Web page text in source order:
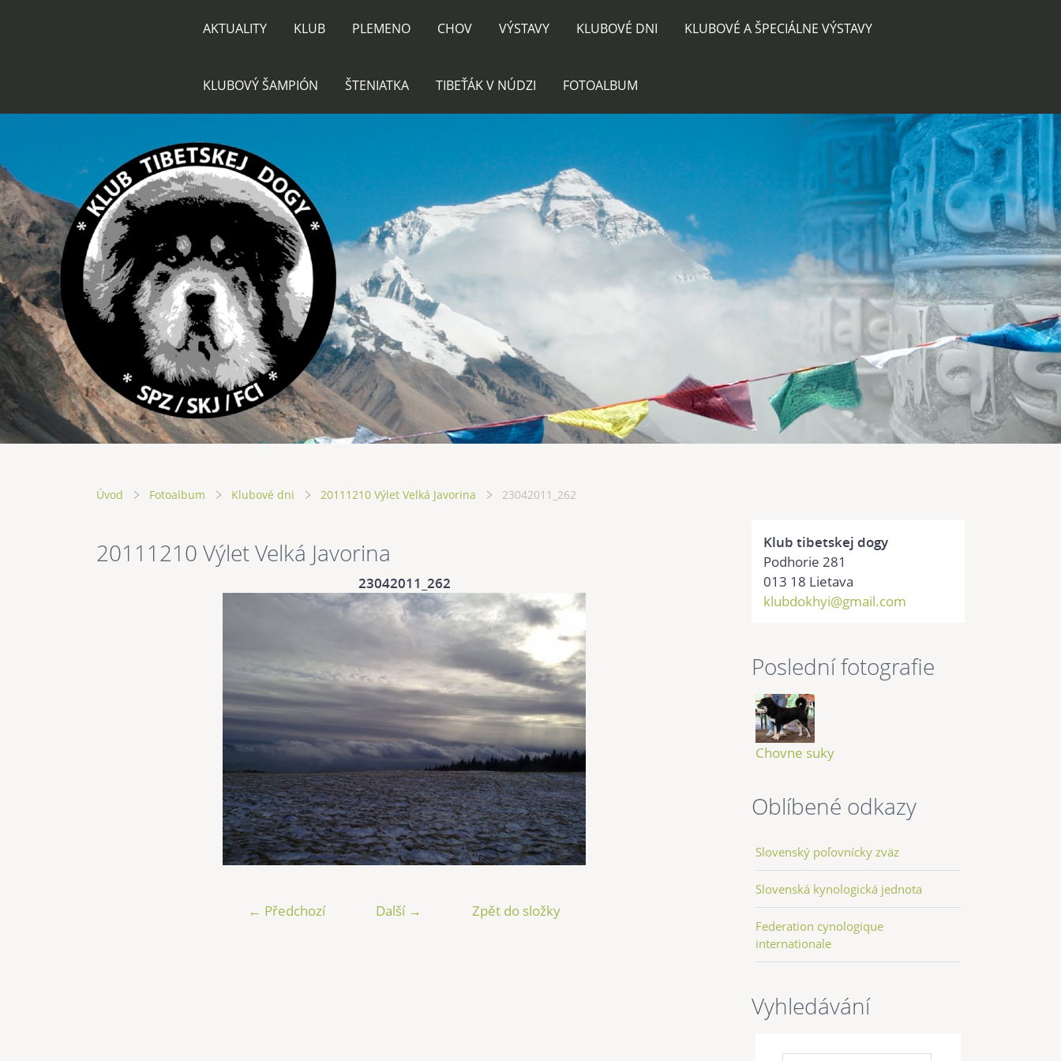
AKTUALITY KLUB PLEMENO CHOV VÝSTAVY KLUBOVÉ DNI KLUBOVÉ A ŠPECIÁLNE VÝSTAVY
KLUBOVÝ ŠAMPIÓN ŠTENIATKA TIBEŤÁK V NÚDZI FOTOALBUM
Úvod Fotoalbum Klubové dni 20111210 Výlet Velká Javorina 23042011_262
20111210 Výlet Velká Javorina
23042011_262
← Předchozí Další → Zpět do složky
Klub tibetskej dogy
Podhorie 281
013 18 Lietava
klubdokhyi@gmail.com
Poslední fotografie
Chovne suky
Oblíbené odkazy
Slovenský poľovnícky zväz
Slovenská kynologická jednota
Federation cynologique
internationale
Vyhledávání